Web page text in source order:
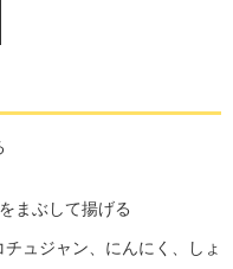
まぶして揚げる
ュジャン、にんにく、しょ